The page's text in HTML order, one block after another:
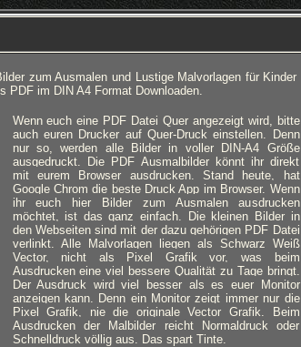
zum Ausmalen und Lustige Malvorlagen für Kinder
PDF im DIN A4 Format Downloaden.
Wenn euch eine PDF Datei Quer angezeigt wird, bitte
auch euren Drucker auf Quer-Druck einstellen. Denn
nur so, werden alle Bilder in voller DIN-A4 Größe
ausgedruckt. Die PDF Ausmalbilder könnt ihr direkt
mit eurem Browser ausdrucken. Stand heute, hat
Google Chrom die beste Druck App im Browser. Wenn
ihr euch hier Bilder zum Ausmalen ausdrucken
möchtet, ist das ganz einfach. Die kleinen Bilder in
den Webseiten sind mit der dazu gehörigen PDF Datei
verlinkt. Alle Malvorlagen liegen als Schwarz Weiß
Vector, nicht als Pixel Grafik vor, was beim
Ausdrucken eine viel bessere Qualität zu Tage bringt.
Der Ausdruck wird viel besser als es euer Monitor
anzeigen kann. Denn ein Monitor zeigt immer nur die
Pixel Grafik, nie die originale Vector Grafik. Beim
Ausdrucken der Malbilder reicht Normaldruck oder
Schnelldruck völlig aus. Das spart Tinte.